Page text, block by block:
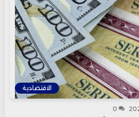
الاقتصادية
0